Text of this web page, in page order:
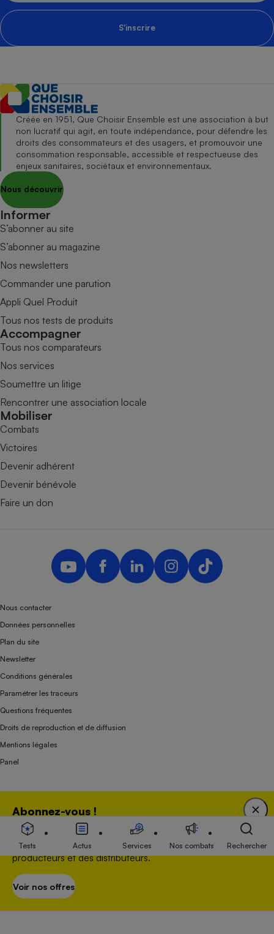
S'inscrire
Abonnez-vous !
Bénéficiez d'une expertise unique tout en soutenant
une association 100 % indépendante de l'Etat, des
producteurs et des distributeurs.
Voir nos offres
Créée en 1951, Que Choisir Ensemble est une association à but
non lucratif qui agit, en toute indépendance, pour défendre les
droits des consommateurs et des usagers, et promouvoir une
consommation responsable, accessible et respectueuse des
enjeux sanitaires, sociétaux et environnementaux.
Nous découvrir
Informer
S’abonner au site
S’abonner au magazine
Nos newsletters
Commander une parution
Appli Quel Produit
Tous nos tests de produits
Accompagner
Tous nos comparateurs
Nos services
Soumettre un litige
Rencontrer une association locale
Mobiliser
Combats
Victoires
Devenir adhérent
Devenir bénévole
Faire un don
Nous contacter
Données personnelles
Plan du site
Newsletter
Conditions générales
Paramétrer les traceurs
Questions fréquentes
Droits de reproduction et de diffusion
Mentions légales
Panel
Association indépendante de l’État, des syndicats, des producteurs et des
distributeurs depuis 1951.
Tests Actus Services Nos combats Rechercher